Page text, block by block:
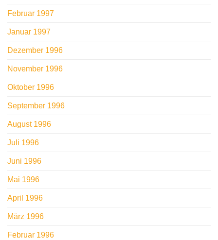
Februar 1997
Januar 1997
Dezember 1996
November 1996
Oktober 1996
September 1996
August 1996
Juli 1996
Juni 1996
Mai 1996
April 1996
März 1996
Februar 1996